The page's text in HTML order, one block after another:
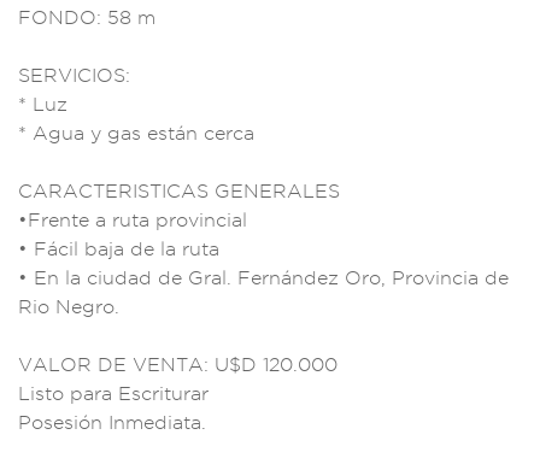
FONDO: 58 m
SERVICIOS:
* Luz
* Agua y gas están cerca
CARACTERISTICAS GENERALES
•Frente a ruta provincial
• Fácil baja de la ruta
• En la ciudad de Gral. Fernández Oro, Provincia de
Rio Negro.
VALOR DE VENTA: U$D 120 .000
Listo para Escriturar
Posesión Inmediata.